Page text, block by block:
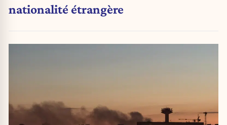
nationalité étrangère